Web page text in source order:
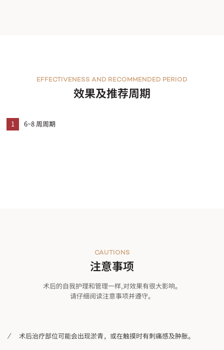
效果及推荐周期
EFFECTIVENESS AND RECOMMENDED PERIOD
1 6~8 周周期
注意事项
CAUTIONS
术后的自我护理和管理一样,对效果有很大影响。
请仔细阅读注意事项并遵守。
术后治疗部位可能会出现淤青，或在触摸时有刺痛感及肿胀。